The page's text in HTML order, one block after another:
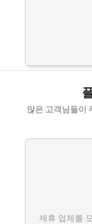
많은 고객님들이
제휴 업체를